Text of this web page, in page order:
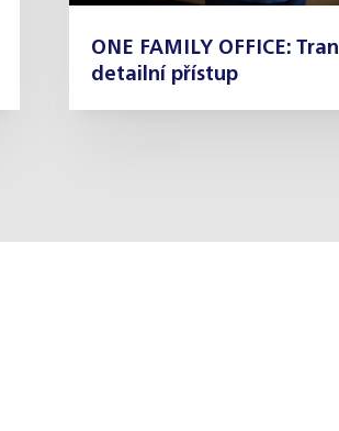
ONE FAMILY OFFICE:
detailní přístup